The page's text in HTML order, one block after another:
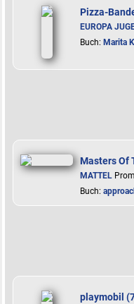
Pizza-
EUROPA
Buch: Marita
Masters Of
MATTEL
Buch:
playmobil